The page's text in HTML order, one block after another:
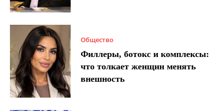
Общество
Филлеры, ботокс и комплексы:
что толкает женщин менять
внешность